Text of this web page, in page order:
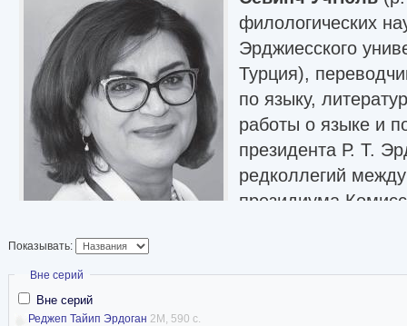
филологических
Эрджиесского
Турция),
по языку,
работы о языке и
президента Р. Т.
редколлегий
президиума
Преподавала в вузах разных стран, в том
филолог и социально активный интеллектуал,
Показывать:
Скрыть
Вне серий
Вне серий
Реджеп Тайип Эрдоган 2M, 590 с.